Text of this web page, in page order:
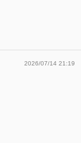
2026/07/14 21:19